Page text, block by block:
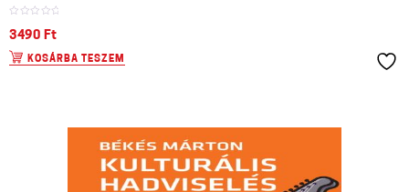
3490 Ft
KOSÁRBA TESZEM